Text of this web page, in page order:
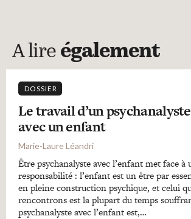
A lire également
DOSSIER
Le travail d’un
avec un enfant
Marie-Laure Léandri
Être psychanalyste avec l’enfant met face à
responsabilité : l’enfant est un être par
en pleine construction psychique, et celui
rencontrons est la plupart du temps
psychanalyste avec l’enfant est,…